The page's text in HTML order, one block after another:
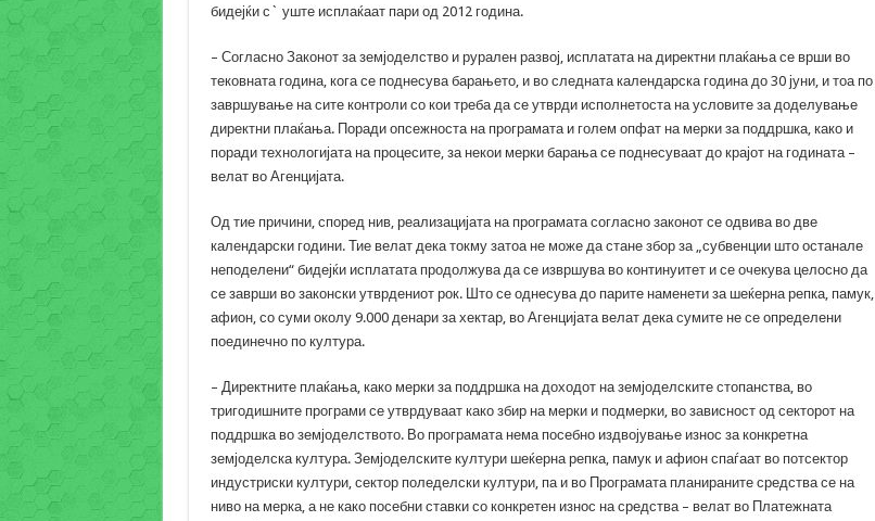
бидејќи с` уште исплаќаат пари од 2012 година.
– Согласно Законот за земјоделство и рурален развој, исплатата на директни плаќања се врши во
тековната година, кога се поднесува барањето, и во следната календарска година до 30 јуни, и тоа по
завршување на сите контроли со кои треба да се утврди исполнетоста на условите за доделување
директни плаќања. Поради опсежноста на програмата и голем опфат на мерки за поддршка, како и
поради технологијата на процесите, за некои мерки барања се поднесуваат до крајот на годината –
велат во Агенцијата.
Од тие причини, според нив, реализацијата на програмата согласно законот се одвива во две
календарски години. Тие велат дека токму затоа не може да стане збор за „субвенции што останале
неподелени“ бидејќи исплатата продолжува да се извршува во континуитет и се очекува целосно да
се заврши во законски утврдениот рок. Што се однесува до парите наменети за шеќерна репка, памук,
афион, со суми околу 9.000 денари за хектар, во Агенцијата велат дека сумите не се определени
поединечно по култура.
– Директните плаќања, како мерки за поддршка на доходот на земјоделските стопанства, во
тригодишните програми се утврдуваат како збир на мерки и подмерки, во зависност од секторот на
поддршка во земјоделството. Во програмата нема посебно издвојување износ за конкретна
земјоделска култура. Земјоделските култури шеќерна репка, памук и афион спаѓаат во потсектор
индустриски култури, сектор поледелски култури, па и во Програмата планираните средства се на
ниво на мерка, а не како посебни ставки со конкретен износ на средства – велат во Платежната